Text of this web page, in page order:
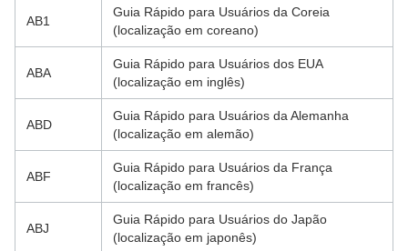
AB1
Guia Rápido para Usuários da Coreia
(localização em coreano)
ABA
Guia Rápido para Usuários dos EUA
(localização em inglês)
ABD
Guia Rápido para Usuários da Alemanha
(localização em alemão)
ABF
Guia Rápido para Usuários da França
(localização em francês)
ABJ
Guia Rápido para Usuários do Japão
(localização em japonês)